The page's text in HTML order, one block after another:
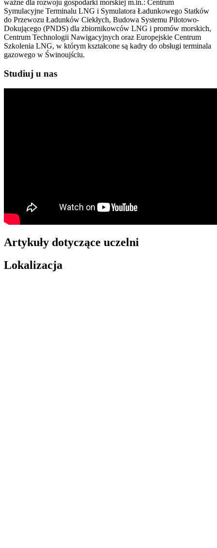
ważne dla rozwoju gospodarki morskiej m.in.: Centrum
Symulacyjne Terminalu LNG i Symulatora Ładunkowego Statków
do Przewozu Ładunków Ciekłych, Budowa Systemu Pilotowo-
Dokującego (PNDS) dla zbiornikowców LNG i promów morskich,
Centrum Technologii Nawigacyjnych oraz Europejskie Centrum
Szkolenia LNG, w którym kształcone są kadry do obsługi terminala
gazowego w Świnoujściu.
Studiuj u nas
Artykuły dotyczące uczelni
Lokalizacja